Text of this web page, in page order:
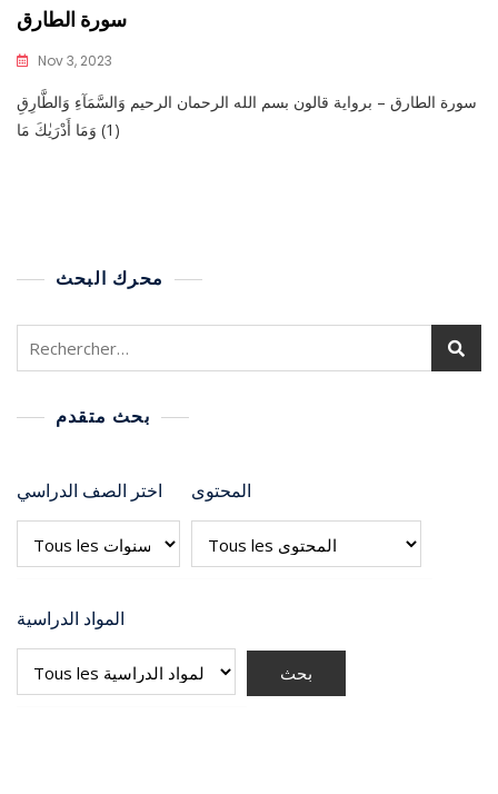
سورة الطارق
Nov 3, 2023
سورة الطارق – برواية قالون بسم الله الرحمان الرحيم وَالسَّمَآءِ وَالطَّارِقِ
(1) وَمَا أَدْرَيٰكَ مَا
محرك البحث
بحث متقدم
اختر الصف الدراسي المحتوى
المواد الدراسية